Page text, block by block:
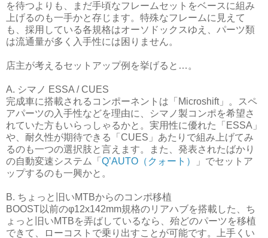
を待つよりも、まだ手頃なフレームセットをベースに組み
上げるのも一手かと存じます。特殊なフレームに見えて
も、採用している各規格はオーソドックスゆえ、パーツ類
は流通量が多く入手性には困りません。
店主が考えるセットアップ例を挙げると…。
A. シマノ ESSA / CUES
完成車に搭載されるコンポーネントは「Microshift」。スペ
アパーツの入手性などを理由に、シマノ製コンポを希望さ
れていた方もいらっしゃるかと。実用性に優れた「ESSA」
や、耐久性が期待できる「CUES」あたりで組み上げてみ
るのも一つの選択肢と言えます。また、発表されたばかり
の自動変速システム「 Q’AUTO（クォート）
」でセットア
ップするのも一興かと。
B. ちょっと旧いMTBからのコンポ移植
BOOST以前のφ12x142mm規格のリアハブを搭載した、ち
ょっと旧いMTBを弄ばしているなら、殆どのパーツを移植
できて、ローコストで乗り出すことが可能です。上手くい